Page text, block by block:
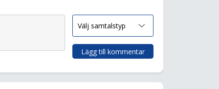
Lägg till kommentar